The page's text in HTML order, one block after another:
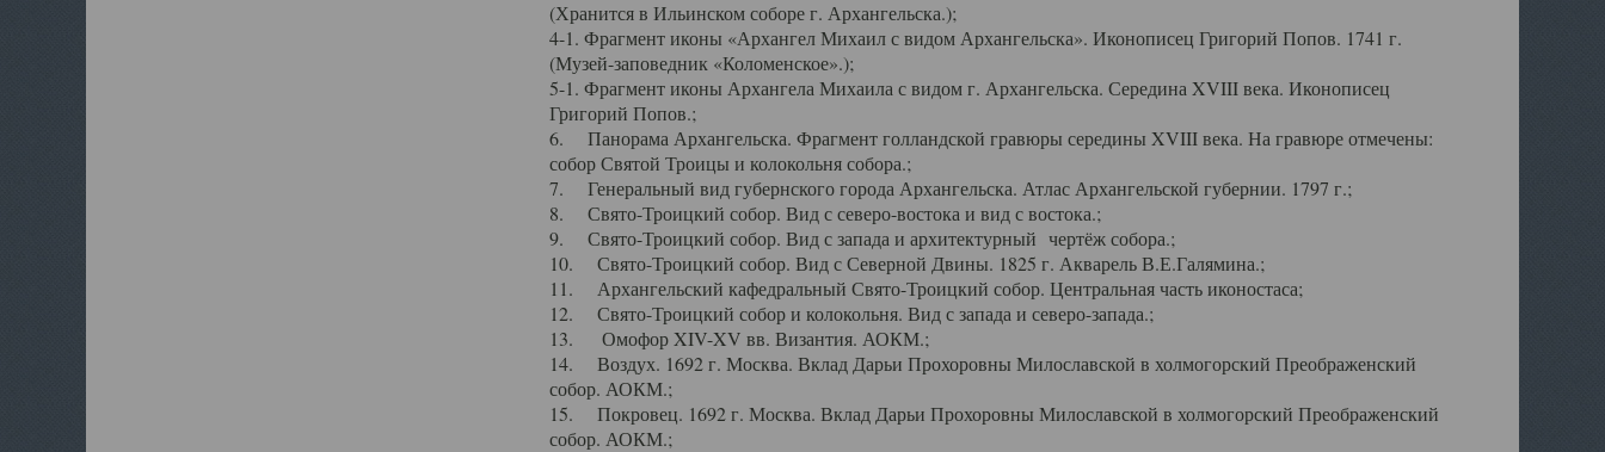
(Хранится в Ильинском соборе г. Архангельска.);
4-1. Фрагмент иконы «Архангел Михаил с видом Архангельска». Иконописец Григорий Попов. 1741 г.
(Музей-заповедник «Коломенское».);
5-1. Фрагмент иконы Архангела Михаила с видом г. Архангельска. Середина XVIII века. Иконописец
Григорий Попов.;
6. Панорама Архангельска. Фрагмент голландской гравюры середины XVIII века. На гравюре отмечены:
собор Святой Троицы и колокольня собора.;
7. Генеральный вид губернского города Архангельска. Атлас Архангельской губернии. 1797 г.;
8. Свято-Троицкий собор. Вид с северо-востока и вид с востока.;
9. Свято-Троицкий собор. Вид с запада и архитектурный чертёж собора.;
10. Свято-Троицкий собор. Вид с Северной Двины. 1825 г. Акварель В.Е.Галямина.;
11. Архангельский кафедральный Свято-Троицкий собор. Центральная часть иконостаса;
12. Свято-Троицкий собор и колокольня. Вид с запада и северо-запада.;
13. Омофор XIV-XV вв. Византия. АОКМ.;
14. Воздух. 1692 г. Москва. Вклад Дарьи Прохоровны Милославской в холмогорский Преображенский
собор. АОКМ.;
15. Покровец. 1692 г. Москва. Вклад Дарьи Прохоровны Милославской в холмогорский Преображенский
собор. АОКМ.;